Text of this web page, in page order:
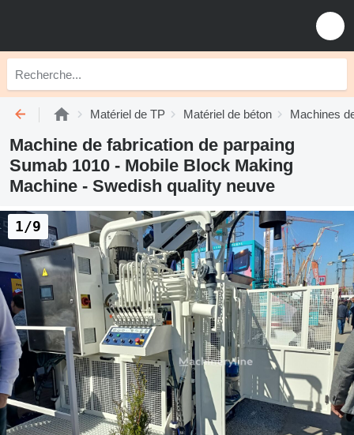
Matériel de TP Matériel de béton Machines
Machine de fabrication de parpaing
Sumab 1010 - Mobile Block Making
Machine - Swedish quality neuve
1/9